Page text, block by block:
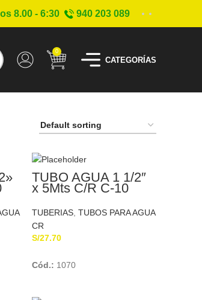
8.00 - 6:30 940 203 089
0
CATEGORÍAS
TUBO AGUA 1 1/2″
x 5Mts C/R C-10
TUBERIAS,TUBOS PARA AGUA
CR
S/27.70
Cód.: 1070